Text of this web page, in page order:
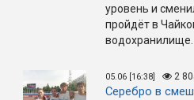
уровень и
пройдёт в
водохранилище.
05.06 [16:38] 2
Серебро в